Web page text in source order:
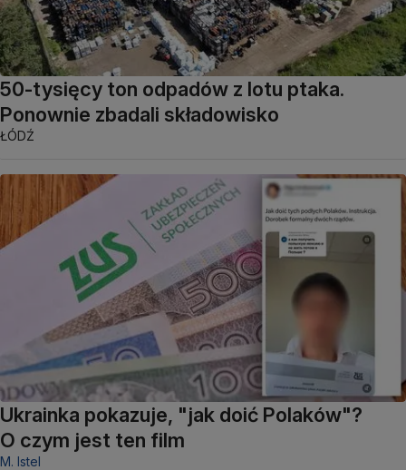
50-tysięcy ton odpadów z lotu ptaka.
Ponownie zbadali składowisko
ŁÓDŹ
Ukrainka pokazuje, "jak doić Polaków"?
O czym jest ten film
M. Istel